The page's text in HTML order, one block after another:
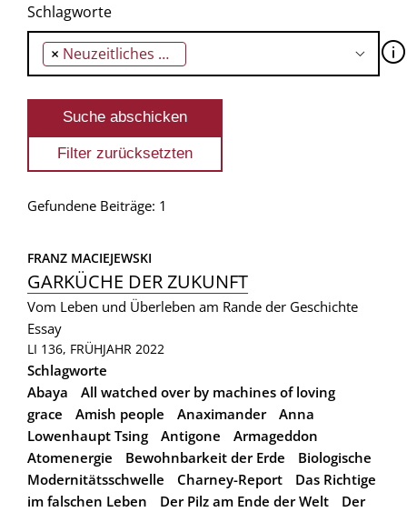
Schlagworte
× Neuzeitliches Denken 🛈
Gefundene Beiträge: 1
FRANZ MACIEJEWSKI
GARKÜCHE DER ZUKUNFT
Vom Leben und Überleben am Rande der Geschichte
Essay
LI 136, FRÜHJAHR 2022
Schlagworte
Abaya
All watched over by machines of loving
grace
Amish people Anaximander
Anna
Lowenhaupt Tsing
Antigone
Armageddon
Atomenergie
Bewohnbarkeit der Erde
Biologische
Modernitätsschwelle
Charney-Report
Das Richtige
im falschen Leben
Der Pilz am Ende der Welt
Der